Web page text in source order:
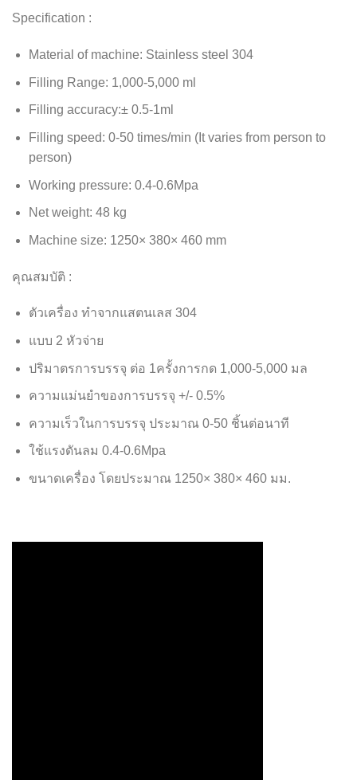
Specification :
Material of machine: Stainless steel 304
Filling Range: 1,000-5,000 ml
Filling accuracy:± 0.5-1ml
Filling speed: 0-50 times/min (It varies from person to
person)
Working pressure: 0.4-0.6Mpa
Net weight: 48 kg
Machine size: 1250× 380× 460 mm
คุณสมบัติ :
ตัวเครื่อง ทำจากแสตนเลส 304
แบบ 2 หัวจ่าย
ปริมาตรการบรรจุ ต่อ 1ครั้งการกด 1,000-5,000 มล
ความแม่นยำของการบรรจุ +/- 0.5%
ความเร็วในการบรรจุ ประมาณ 0-50 ชิ้นต่อนาที
ใช้แรงดันลม 0.4-0.6Mpa
ขนาดเครื่อง โดยประมาณ 1250× 380× 460 มม.